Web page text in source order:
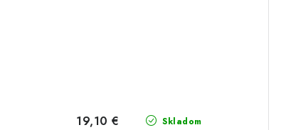
Skladom
19,10 €